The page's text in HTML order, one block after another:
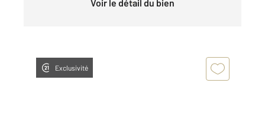
Voir le détail du bien
Exclusivité